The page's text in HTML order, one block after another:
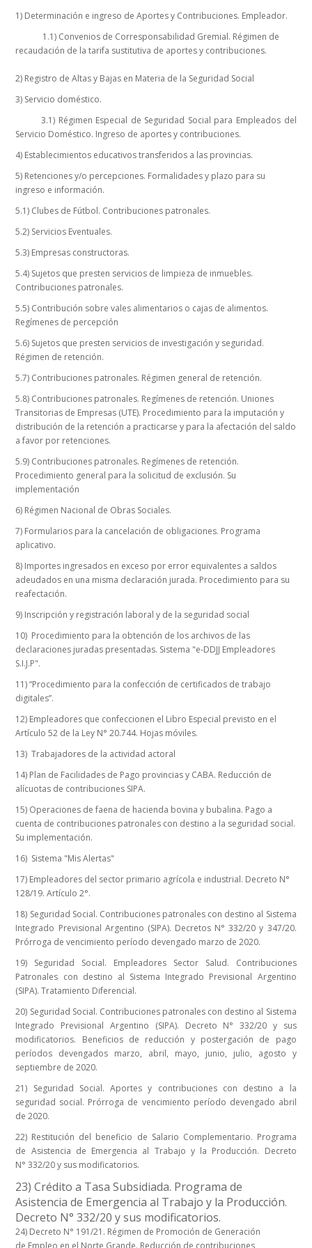
OCDE
PROCURACIÓN DEL TESORO DE LA NACIÓN
SAIJ
version 1.4.0 - 08/07/26
1) Determinación e ingreso de Aportes y Contribuciones. Empleador.
1.1) Convenios de Corresponsabilidad Gremial. Régimen de
recaudación de la tarifa sustitutiva de aportes y contribuciones.
2) Registro de Altas y Bajas en Materia de la Seguridad Social
3) Servicio doméstico.
3.1) Régimen Especial de Seguridad Social para Empleados del
Servicio Doméstico. Ingreso de aportes y contribuciones.
4) Establecimientos educativos transferidos a las provincias.
5) Retenciones y/o percepciones. Formalidades y plazo para su
ingreso e información.
5.1) Clubes de Fútbol. Contribuciones patronales.
5.2) Servicios Eventuales.
5.3) Empresas constructoras.
5.4) Sujetos que presten servicios de limpieza de inmuebles.
Contribuciones patronales.
5.5) Contribución sobre vales alimentarios o cajas de alimentos.
Regímenes de percepción
5.6) Sujetos que presten servicios de investigación y seguridad.
Régimen de retención.
5.7) Contribuciones patronales. Régimen general de retención.
5.8) Contribuciones patronales. Regímenes de retención. Uniones
Transitorias de Empresas (UTE). Procedimiento para la imputación y
distribución de la retención a practicarse y para la afectación del saldo
a favor por retenciones.
5.9) Contribuciones patronales. Regímenes de retención.
Procedimiento general para la solicitud de exclusión. Su
implementación
6) Régimen Nacional de Obras Sociales.
7) Formularios para la cancelación de obligaciones. Programa
aplicativo.
8) Importes ingresados en exceso por error equivalentes a saldos
adeudados en una misma declaración jurada. Procedimiento para su
reafectación.
9) Inscripción y registración laboral y de la seguridad social
10) Procedimiento para la obtención de los archivos de las
declaraciones juradas presentadas. Sistema "e-DDJJ Empleadores
S.I.J.P".
11) “Procedimiento para la confección de certificados de trabajo
digitales”.
12) Empleadores que confeccionen el Libro Especial previsto en el
Artículo 52 de la Ley N° 20.744. Hojas móviles.
13) Trabajadores de la actividad actoral
14) Plan de Facilidades de Pago provincias y CABA. Reducción de
alícuotas de contribuciones SIPA.
15) Operaciones de faena de hacienda bovina y bubalina. Pago a
cuenta de contribuciones patronales con destino a la seguridad social.
Su implementación.
16) Sistema "Mis Alertas"
17) Empleadores del sector primario agrícola e industrial. Decreto N°
128/19. Artículo 2°.
18) Seguridad Social. Contribuciones patronales con destino al Sistema
Integrado Previsional Argentino (SIPA). Decretos N° 332/20 y 347/20.
Prórroga de vencimiento período devengado marzo de 2020.
19) Seguridad Social. Empleadores Sector Salud. Contribuciones
Patronales con destino al Sistema Integrado Previsional Argentino
(SIPA). Tratamiento Diferencial.
20) Seguridad Social. Contribuciones patronales con destino al Sistema
Integrado Previsional Argentino (SIPA). Decreto N° 332/20 y sus
modificatorios. Beneficios de reducción y postergación de pago
períodos devengados marzo, abril, mayo, junio, julio, agosto y
septiembre de 2020.
21) Seguridad Social. Aportes y contribuciones con destino a la
seguridad social. Prórroga de vencimiento período devengado abril
de 2020.
22) Restitución del beneficio de Salario Complementario. Programa
de Asistencia de Emergencia al Trabajo y la Producción. Decreto
N° 332/20 y sus modificatorios.
23) Crédito a Tasa Subsidiada. Programa de
Asistencia de Emergencia al Trabajo y la Producción.
Decreto N° 332/20 y sus modificatorios.
24) Decreto N° 191/21. Régimen de Promoción de Generación
de Empleo en el Norte Grande. Reducción de contribuciones